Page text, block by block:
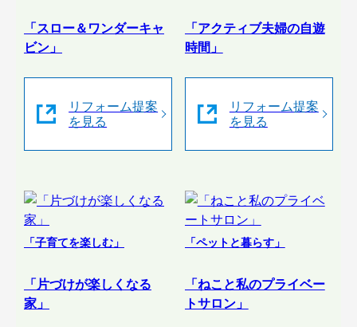
「スロー＆ワンダーキャ
ビン」
リフォーム提案
を見る
「アクティブ夫婦の自遊
時間」
リフォーム提案
を見る
「子育てを楽しむ」
「片づけが楽しくなる
家」
「ペットと暮らす」
「ねこと私のプライベー
トサロン」